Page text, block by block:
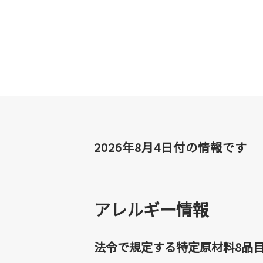
2026年8月4日付の情報です
アレルギー情報
法令で規定する特定原材料8品